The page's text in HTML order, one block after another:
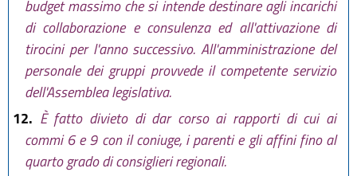
budget massimo che si intende destinare agli incarichi
di collaborazione e consulenza ed all'attivazione di
tirocini per l'anno successivo. All'amministrazione del
personale dei gruppi provvede il competente servizio
dell'Assemblea legislativa.
12. È fatto divieto di dar corso ai rapporti di cui ai
commi 6 e 9 con il coniuge, i parenti e gli affini fino al
quarto grado di consiglieri regionali.